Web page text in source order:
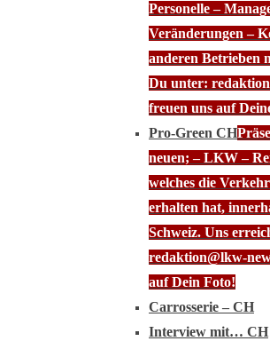
Personelle –
Veränderungen –
anderen Betrieben
Du unter:
freuen uns auf
Pro-Green CH
neuen; – LKW –
welches die
erhalten hat,
Schweiz. Uns
redaktion@lkw-
auf Dein Foto!
Carrosserie – CH
Interview mit… CH